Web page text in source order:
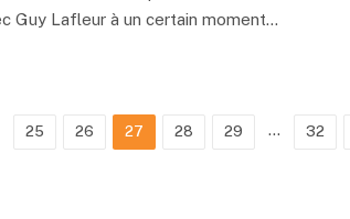
Guy Lafleur à un certain moment…
25 26 27 28 29 … 32